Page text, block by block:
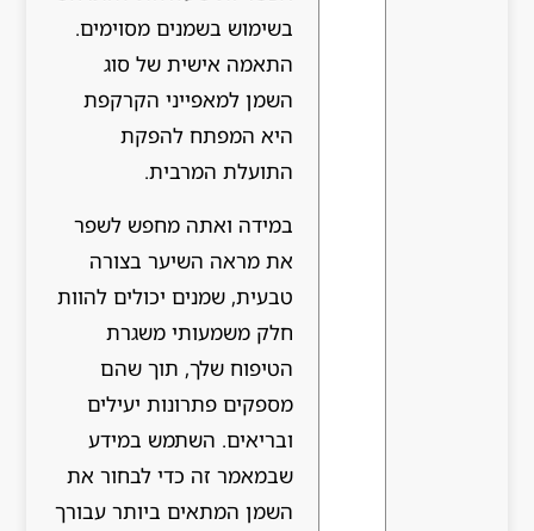
בשימוש בשמנים מסוימים.
התאמה אישית של סוג
השמן למאפייני הקרקפת
היא המפתח להפקת
התועלת המרבית.
במידה ואתה מחפש לשפר
את מראה השיער בצורה
טבעית, שמנים יכולים להוות
חלק משמעותי משגרת
הטיפוח שלך, תוך שהם
מספקים פתרונות יעילים
ובריאים. השתמש במידע
שבמאמר זה כדי לבחור את
השמן המתאים ביותר עבורך